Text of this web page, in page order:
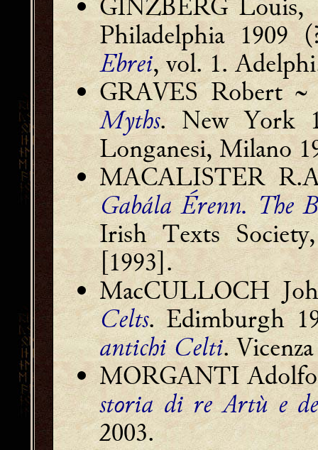
Philadelphia
Ebrei, vol. 1.
GRAVES Robert
Myths. New
Longanesi, Milano
MACALISTER
Gabála Érenn. The
Irish Texts
[1993].
MacCULLOCH
Celts. Edimburgh
antichi Celti.
MORGANTI
storia di re Artù e
2003.